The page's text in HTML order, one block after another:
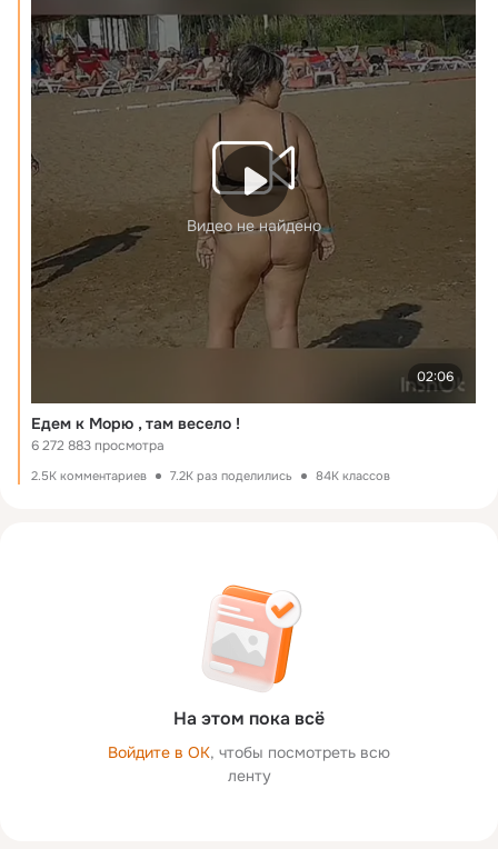
02:06
Видео не найдено
Едем к Морю , там весело !
6 272 883 просмотра
2.5K комментариев 7.2K раз поделились 84K классов
На этом пока всё
Войдите в ОК, чтобы посмотреть всю
ленту